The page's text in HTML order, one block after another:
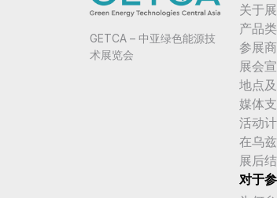
GETCA – 中亚绿色能源技
术展览会
关于
产品
参展
展会
地点
媒体
活动
在乌
展后
对于